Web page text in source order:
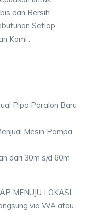
dan Bersih
Setiap
Kami :
Pipa Paralon Baru
Mesin Pompa
dari 30m s/d 60m
MENUJU LOKASI
via WA atau